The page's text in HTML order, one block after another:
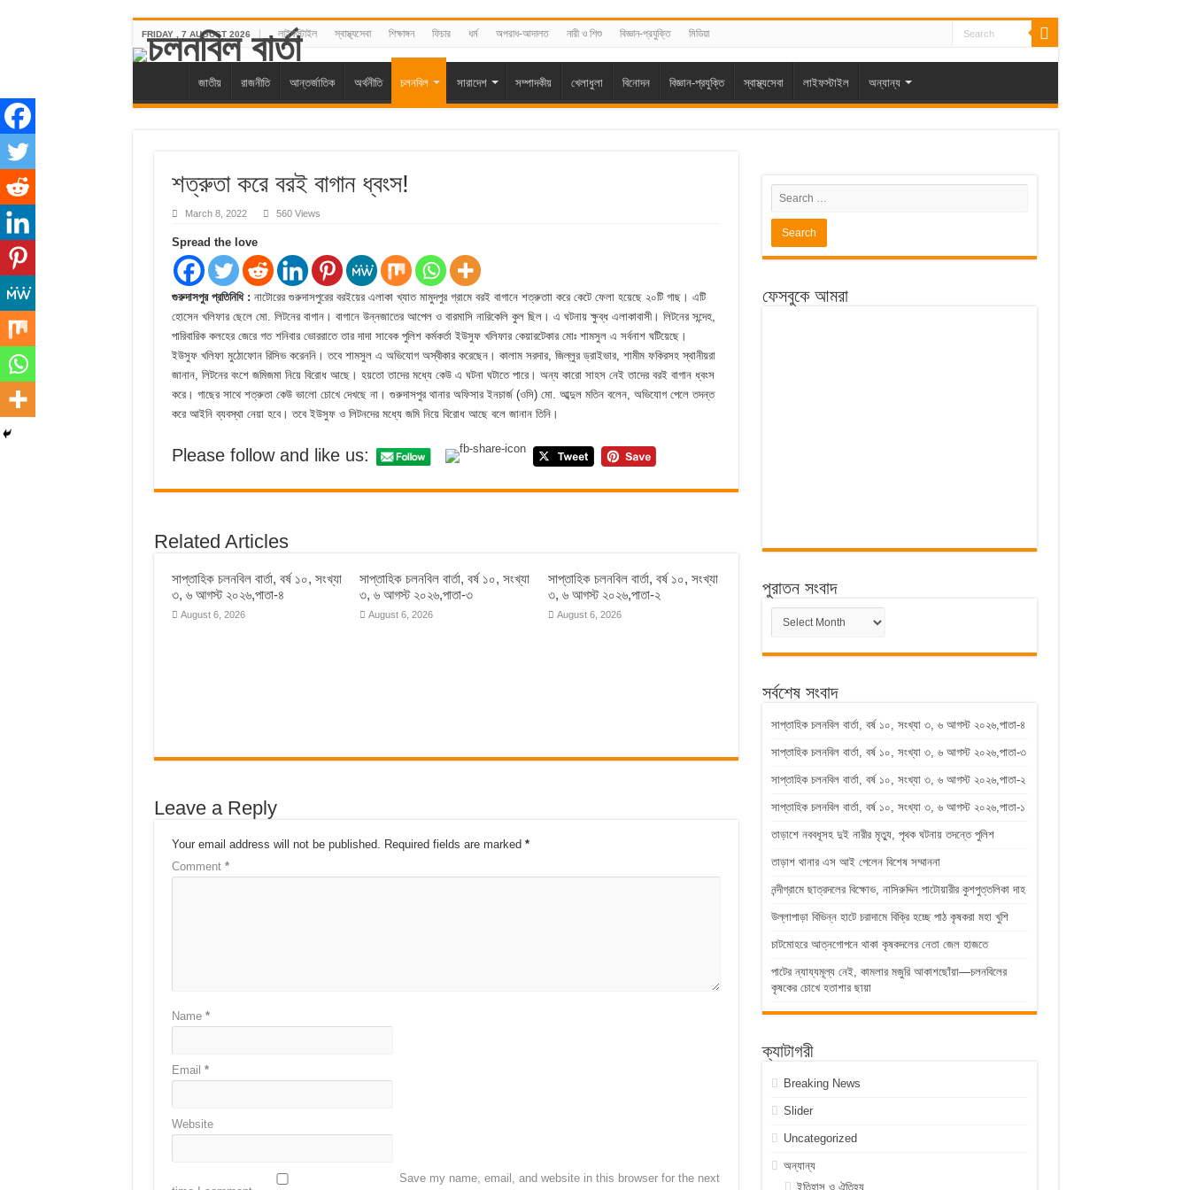
FRIDAY , 7 AUGUST 2026 লাইফস্টাইল স্বাস্থ্যসেবা শিক্ষাঙ্গন ফিচার ধর্ম অপরাধ-আদালত নারী ও শিশু বিজ্ঞান-প্রযুক্তি মিডিয়া
জাতীয় রাজনীতি আন্তর্জাতিক অর্থনীতি চলনবিল সারাদেশ সম্পাদকীয় খেলাধুলা বিনোদন বিজ্ঞান-প্রযুক্তি স্বাস্থ্যসেবা লাইফস্টাইল অন্যান্য
শত্রুতা করে বরই বাগান ধ্বংস!
March 8, 2022 560 Views
Spread the love
গুরুদাসপুর প্রতিনিধি : নাটোরের গুরুদাসপুরের বরইয়ের এলাকা খ্যাত মামুদপুর গ্রামে বরই বাগানে শত্রুতাা করে কেটে ফেলা হয়েছে ২০টি গাছ। এটি
হোসেন খলিফার ছেলে মো. লিটনের বাগান। বাগানে উন্নজাতের আপেল ও বারমাসি নারিকেলি কুল ছিল। এ ঘটনায় ক্ষুব্ধ এলাকাবাসী। লিটনের সন্দেহ,
পারিবারিক কলহের জেরে গত শনিবার ভোররাতে তার দাদা সাবেক পুলিশ কর্মকর্তা ইউসুফ খলিফার কেয়ারটেকার মোঃ শামসুল এ সর্বনাশ ঘটিয়েছে।
ইউসুফ খলিফা মুঠোফোন রিসিভ করেননি। তবে শামসুল এ অভিযোগ অস্বীকার করেছেন। কালাম সরদার, জিল্লুর ড্রাইভার, শামীম ফকিরসহ স্থানীয়রা
জানান, লিটনের বংশে জমিজমা নিয়ে বিরোধ আছে। হয়তো তাদের মধ্যে কেউ এ ঘটনা ঘটাতে পারে। অন্য কারো সাহস নেই তাদের বরই বাগান ধ্বংস
করে। গাছের সাথে শত্রুতা কেউ ভালো চোখে দেখছে না। গুরুদাসপুর থানার অফিসার ইনচার্জ (ওসি) মো. আব্দুল মতিন বলেন, অভিযোগ পেলে তদন্ত
করে আইনি ব্যবস্থা নেয়া হবে। তবে ইউসুফ ও লিটনদের মধ্যে জমি নিয়ে বিরোধ আছে বলে জানান তিনি।
Please follow and like us:
Related Articles
সাপ্তাহিক চলনবিল বার্তা, বর্ষ ১০, সংখ্যা
৩, ৬ আগস্ট ২০২৬,পাতা-৪
August 6, 2026
সাপ্তাহিক চলনবিল বার্তা, বর্ষ ১০, সংখ্যা
৩, ৬ আগস্ট ২০২৬,পাতা-৩
August 6, 2026
সাপ্তাহিক চলনবিল বার্তা, বর্ষ ১০, সংখ্যা
৩, ৬ আগস্ট ২০২৬,পাতা-২
August 6, 2026
Leave a Reply
Your email address will not be published. Required fields are marked *
Comment *
Name *
Email *
Website
Save my name, email, and website in this browser for the next
ফেসবুকে আমরা
পুরাতন সংবাদ
পুরাতন
সংবাদ
সর্বশেষ সংবাদ
সাপ্তাহিক চলনবিল বার্তা, বর্ষ ১০, সংখ্যা ৩, ৬ আগস্ট ২০২৬,পাতা-৪
সাপ্তাহিক চলনবিল বার্তা, বর্ষ ১০, সংখ্যা ৩, ৬ আগস্ট ২০২৬,পাতা-৩
সাপ্তাহিক চলনবিল বার্তা, বর্ষ ১০, সংখ্যা ৩, ৬ আগস্ট ২০২৬,পাতা-২
সাপ্তাহিক চলনবিল বার্তা, বর্ষ ১০, সংখ্যা ৩, ৬ আগস্ট ২০২৬,পাতা-১
তাড়াশে নববধূসহ দুই নারীর মৃত্যু, পৃথক ঘটনায় তদন্তে পুলিশ
তাড়াশ থানার এস আই পেলেন বিশেষ সম্মাননা
নন্দীগ্রামে ছাত্রদলের বিক্ষোভ, নাসিরুদ্দিন পাটোয়ারীর কুশপুত্তলিকা দাহ
উল্লাপাড়া বিভিন্ন হাটে চরাদামে বিক্রি হচ্ছে পাঠ কৃষকরা মহা খুশি
চাটমোহরে আত্নগোপনে থাকা কৃষকদলের নেতা জেল হাজতে
পাটের ন্যায্যমূল্য নেই, কামলার মজুরি আকাশছোঁয়া—চলনবিলের
কৃষকের চোখে হতাশার ছায়া
ক্যাটাগরী
Breaking News
Slider
Uncategorized
অন্যান্য
ইতিহাস ও ঐতিহ্য